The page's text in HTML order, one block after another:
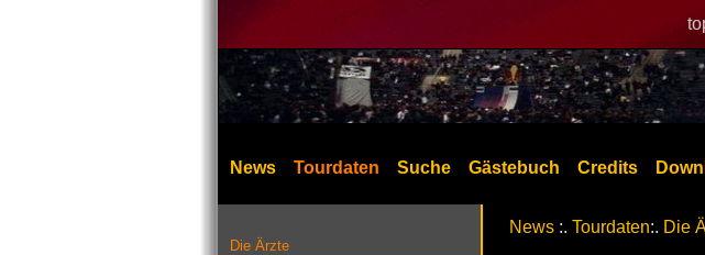
News Tourdaten Suche Gästebuch Credits
Die Ärzte
News :. Tourdaten:. Die